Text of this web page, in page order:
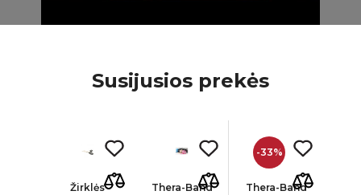
Susijusios prekės
Žirklės
Thera-Band
-33%
Thera-Band